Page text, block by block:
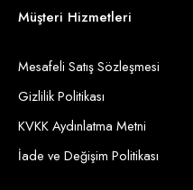
Müşteri Hizmetleri
Mesafeli Satış Sözleşmesi
Gizlilik Politikası
KVKK Aydınlatma Metni
İade ve Değişim Politikası